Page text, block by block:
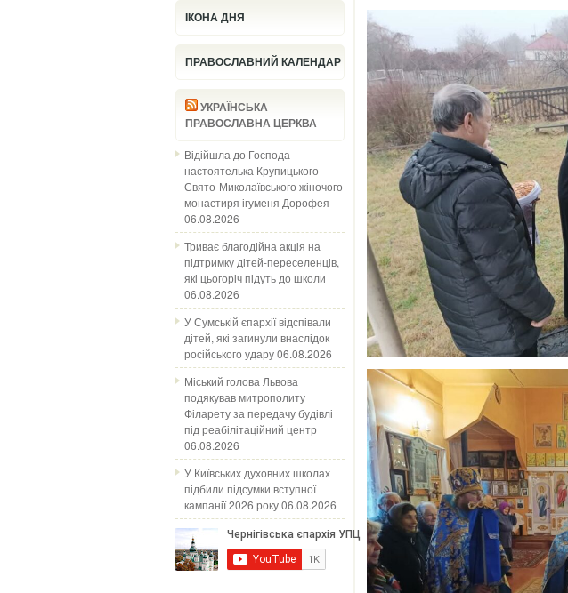
ІКОНА ДНЯ
ПРАВОСЛАВНИЙ КАЛЕНДАР
УКРАЇНСЬКА
ПРАВОСЛАВНА ЦЕРКВА
Відійшла до Господа
настоятелька Крупицького
Свято-Миколаївського жіночого
монастиря ігуменя Дорофея
06.08.2026
Триває благодійна акція на
підтримку дітей-переселенців,
які цьогоріч підуть до школи
06.08.2026
У Сумській єпархії відспівали
дітей, які загинули внаслідок
російського удару06.08.2026
Міський голова Львова
подякував митрополиту
Філарету за передачу будівлі
під реабілітаційний центр
06.08.2026
У Київських духовних школах
підбили підсумки вступної
кампанії 2026 року06.08.2026